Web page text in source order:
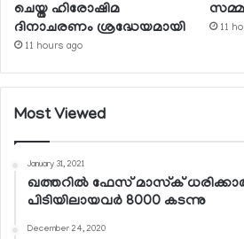
ചെയ്ത ഹിരോഷിമ
ദിനാചരണം ശ്രദ്ധേയമായി
11 hours ago
11
Most Viewed
January 31, 2021
ഖത്തറില്‍ ഫേസ് മാസ്‌ക്
പിടിയിലായവര്‍ 8000 കടന്നു
December 24, 2020